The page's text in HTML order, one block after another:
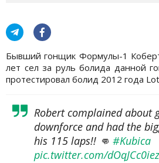
Бывший гонщик Формулы-1
лет сел за руль болида данной
протестировал болид 2012 года
Robert complained about
downforce and had the
his 115 laps!! 👊 #Kubica
pic.twitter.com/dOqJCc0iez